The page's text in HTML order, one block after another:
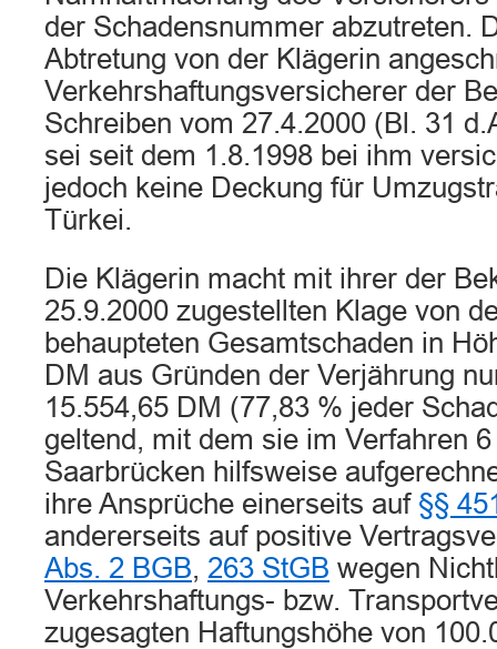
der Schadensnummer abzutreten.
Abtretung von der Klägerin
Verkehrshaftungsversicherer der
Schreiben vom 27.4.2000 (Bl. 31
sei seit dem 1.8.1998 bei ihm
jedoch keine Deckung für
Türkei.
Die Klägerin macht mit ihrer der
25.9.2000 zugestellten Klage von
behaupteten Gesamtschaden in
DM aus Gründen der Verjährung
15.554,65 DM (77,83 % jeder
geltend, mit dem sie im Verfahren
Saarbrücken hilfsweise
ihre Ansprüche einerseits auf §§
andererseits auf positive
Abs. 2 BGB, 263 StGB wegen
Verkehrshaftungs- bzw.
zugesagten Haftungshöhe von